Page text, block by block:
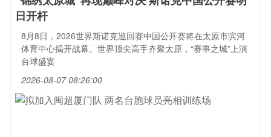
日开杆
8月8日，2026世界斯诺克巡回赛中国公开赛将在太原市滨河
体育中心揭开战幕。世界顶尖高手齐聚太原，“赛事之城”上演
台球盛宴
2026-08-07 08:26:00